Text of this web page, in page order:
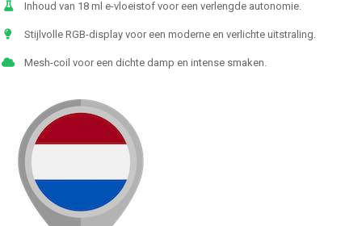
Inhoud van 18 ml e-vloeistof voor een verlengde autonomie.
Stijlvolle RGB-display voor een moderne en verlichte uitstraling.
Mesh-coil voor een dichte damp en intense smaken.